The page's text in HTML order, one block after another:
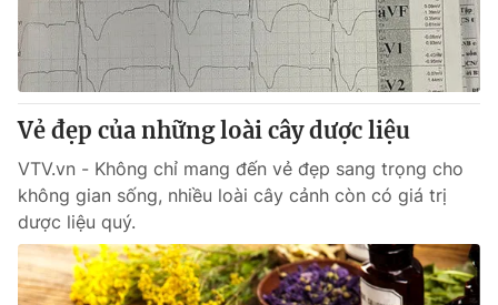
Vẻ đẹp của những loài cây dược liệu
VTV.vn - Không chỉ mang đến vẻ đẹp sang trọng cho
không gian sống, nhiều loài cây cảnh còn có giá trị
dược liệu quý.